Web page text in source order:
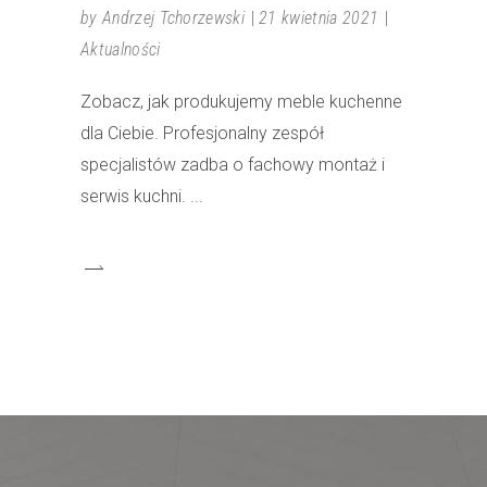
by Andrzej Tchorzewski
21 kwietnia 2021
Aktualności
Zobacz, jak produkujemy meble kuchenne
dla Ciebie. Profesjonalny zespół
specjalistów zadba o fachowy montaż i
serwis kuchni.